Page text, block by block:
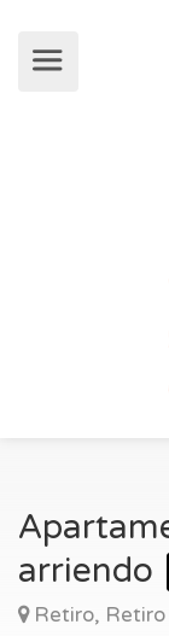
arriendo
Retiro, Retiro